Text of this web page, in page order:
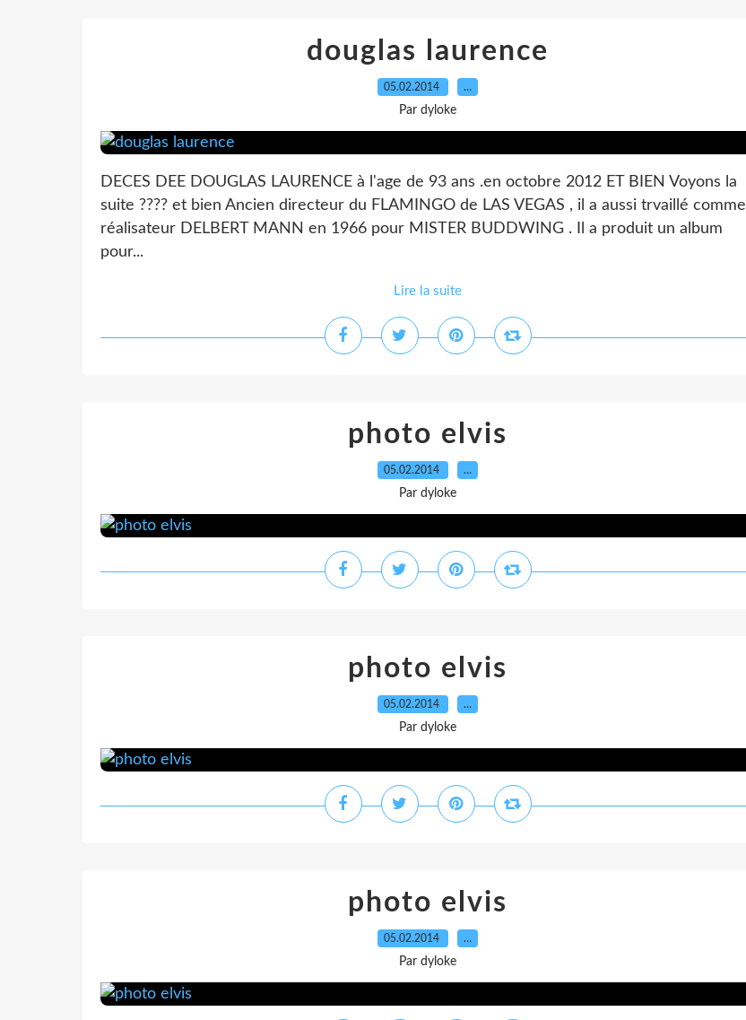
douglas laurence
05.02.2014 …
Par dyloke
DECES DEE DOUGLAS LAURENCE à l'age de 93 ans .en octobre 2012 ET BIEN Voyons la
suite ???? et bien Ancien directeur du FLAMINGO de LAS VEGAS , il a aussi trvaillé comme
réalisateur DELBERT MANN en 1966 pour MISTER BUDDWING . Il a produit un album
pour...
Lire la suite
photo elvis
05.02.2014 …
Par dyloke
photo elvis
05.02.2014 …
Par dyloke
photo elvis
05.02.2014 …
Par dyloke